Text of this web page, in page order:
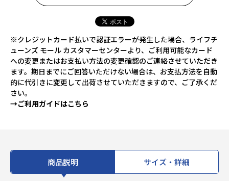
※クレジットカード払いで認証エラーが発生した場合、ライフチ
ューンズ モール カスタマーセンターより、ご利用可能なカード
への変更またはお支払い方法の変更確認のご連絡させていただき
ます。期日までにご回答いただけない場合は、お支払方法を自動
的に代引きに変更して出荷させていただきますので、ご了承くだ
さい。
→ご利用ガイドはこちら
商品説明 サイズ・詳細